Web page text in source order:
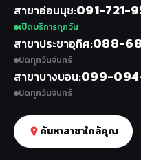
สาขาอ่อนนุช 091-721-
เปิดบริการทุกวัน
สาขาประชาอุทิศ 088-
ปิดทุกวันจันทร์
สาขาบางบอน 099-
ปิดทุกวันจันทร์
ค้นหาสาขาใกล้คุณ